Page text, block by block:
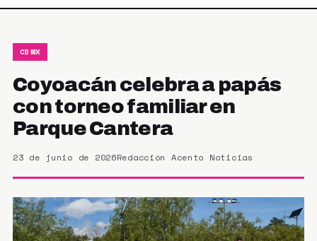
CDMX
Coyoacán celebra a papás
con torneo familiar en
Parque Cantera
23 de junio de 2026Redacción Acento Noticias